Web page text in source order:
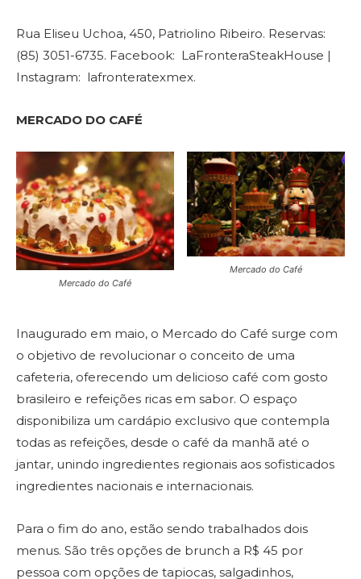
Rua Eliseu Uchoa, 450, Patriolino Ribeiro. Reservas:
(85) 3051-6735. Facebook: LaFronteraSteakHouse |
Instagram: lafronteratexmex.
MERCADO DO CAFÉ
Mercado do Café
Mercado do Café
Inaugurado em maio, o Mercado do Café surge com
o objetivo de revolucionar o conceito de uma
cafeteria, oferecendo um delicioso café com gosto
brasileiro e refeições ricas em sabor. O espaço
disponibiliza um cardápio exclusivo que contempla
todas as refeições, desde o café da manhã até o
jantar, unindo ingredientes regionais aos sofisticados
ingredientes nacionais e internacionais.
Para o fim do ano, estão sendo trabalhados dois
menus. São três opções de brunch a R$ 45 por
pessoa com opções de tapiocas, salgadinhos,